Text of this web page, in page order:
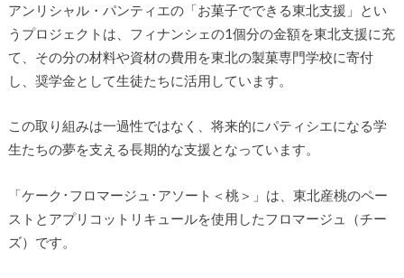
アンリシャル・パンティエの「お菓子でできる東北支援」とい
うプロジェクトは、フィナンシェの1個分の金額を東北支援に充
て、その分の材料や資材の費用を東北の製菓専門学校に寄付
し、奨学金として生徒たちに活用しています。
この取り組みは一過性ではなく、将来的にパティシエになる学
生たちの夢を支える長期的な支援となっています。
「ケーク･フロマージュ･アソート＜桃＞」は、東北産桃のペー
ストとアプリコットリキュールを使用したフロマージュ（チー
ズ）です。